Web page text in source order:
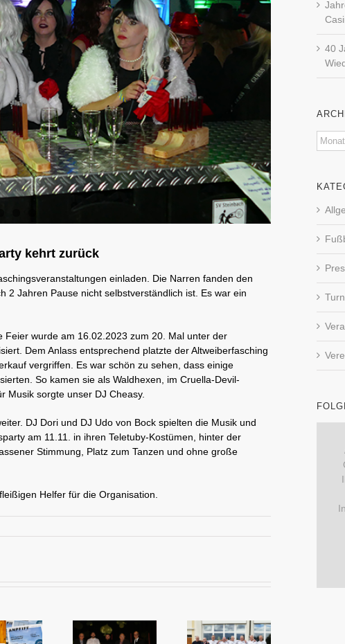
kehrt zurück
einladen. Die Narren fanden den
2 Jahren Pause nicht selbstverständlich ist. Es war ein
Feier wurde am 16.02.2023 zum 20. Mal unter der
Dem Anlass entsprechend platzte der Altweiberfasching
vergriffen. Es war schön zu sehen, dass einige
So kamen sie als Waldhexen, im Cruella-Devil-
Musik sorgte unser DJ Cheasy.
DJ Dori und DJ Udo von Bock spielten die Musik und
am 11.11. in ihren Teletuby-Kostümen, hinter der
Stimmung, Platz zum Tanzen und ohne große
Helfer für die Organisation.
40
Archiv